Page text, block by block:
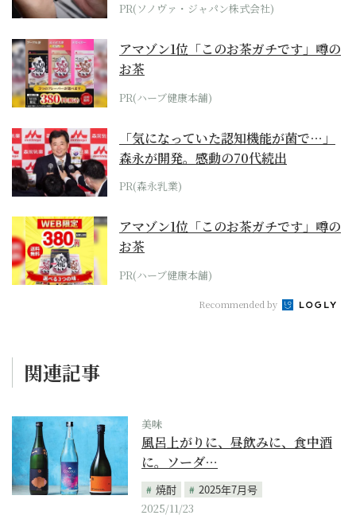
PR(ソノヴァ・ジャパン株式会社)
アマゾン1位「このお茶ガチです」噂の
お茶
PR(ハーブ健康本舗)
「気になっていた認知機能が菌で…」
森永が開発。感動の70代続出
PR(森永乳業)
アマゾン1位「このお茶ガチです」噂の
お茶
PR(ハーブ健康本舗)
Recommended by
関連記事
美味
風呂上がりに、昼飲みに、食中酒
に。ソーダ…
焼酎
2025年7月号
2025/11/23